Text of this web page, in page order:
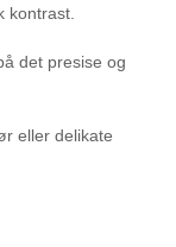
kontrast.
det presise og
eller delikate